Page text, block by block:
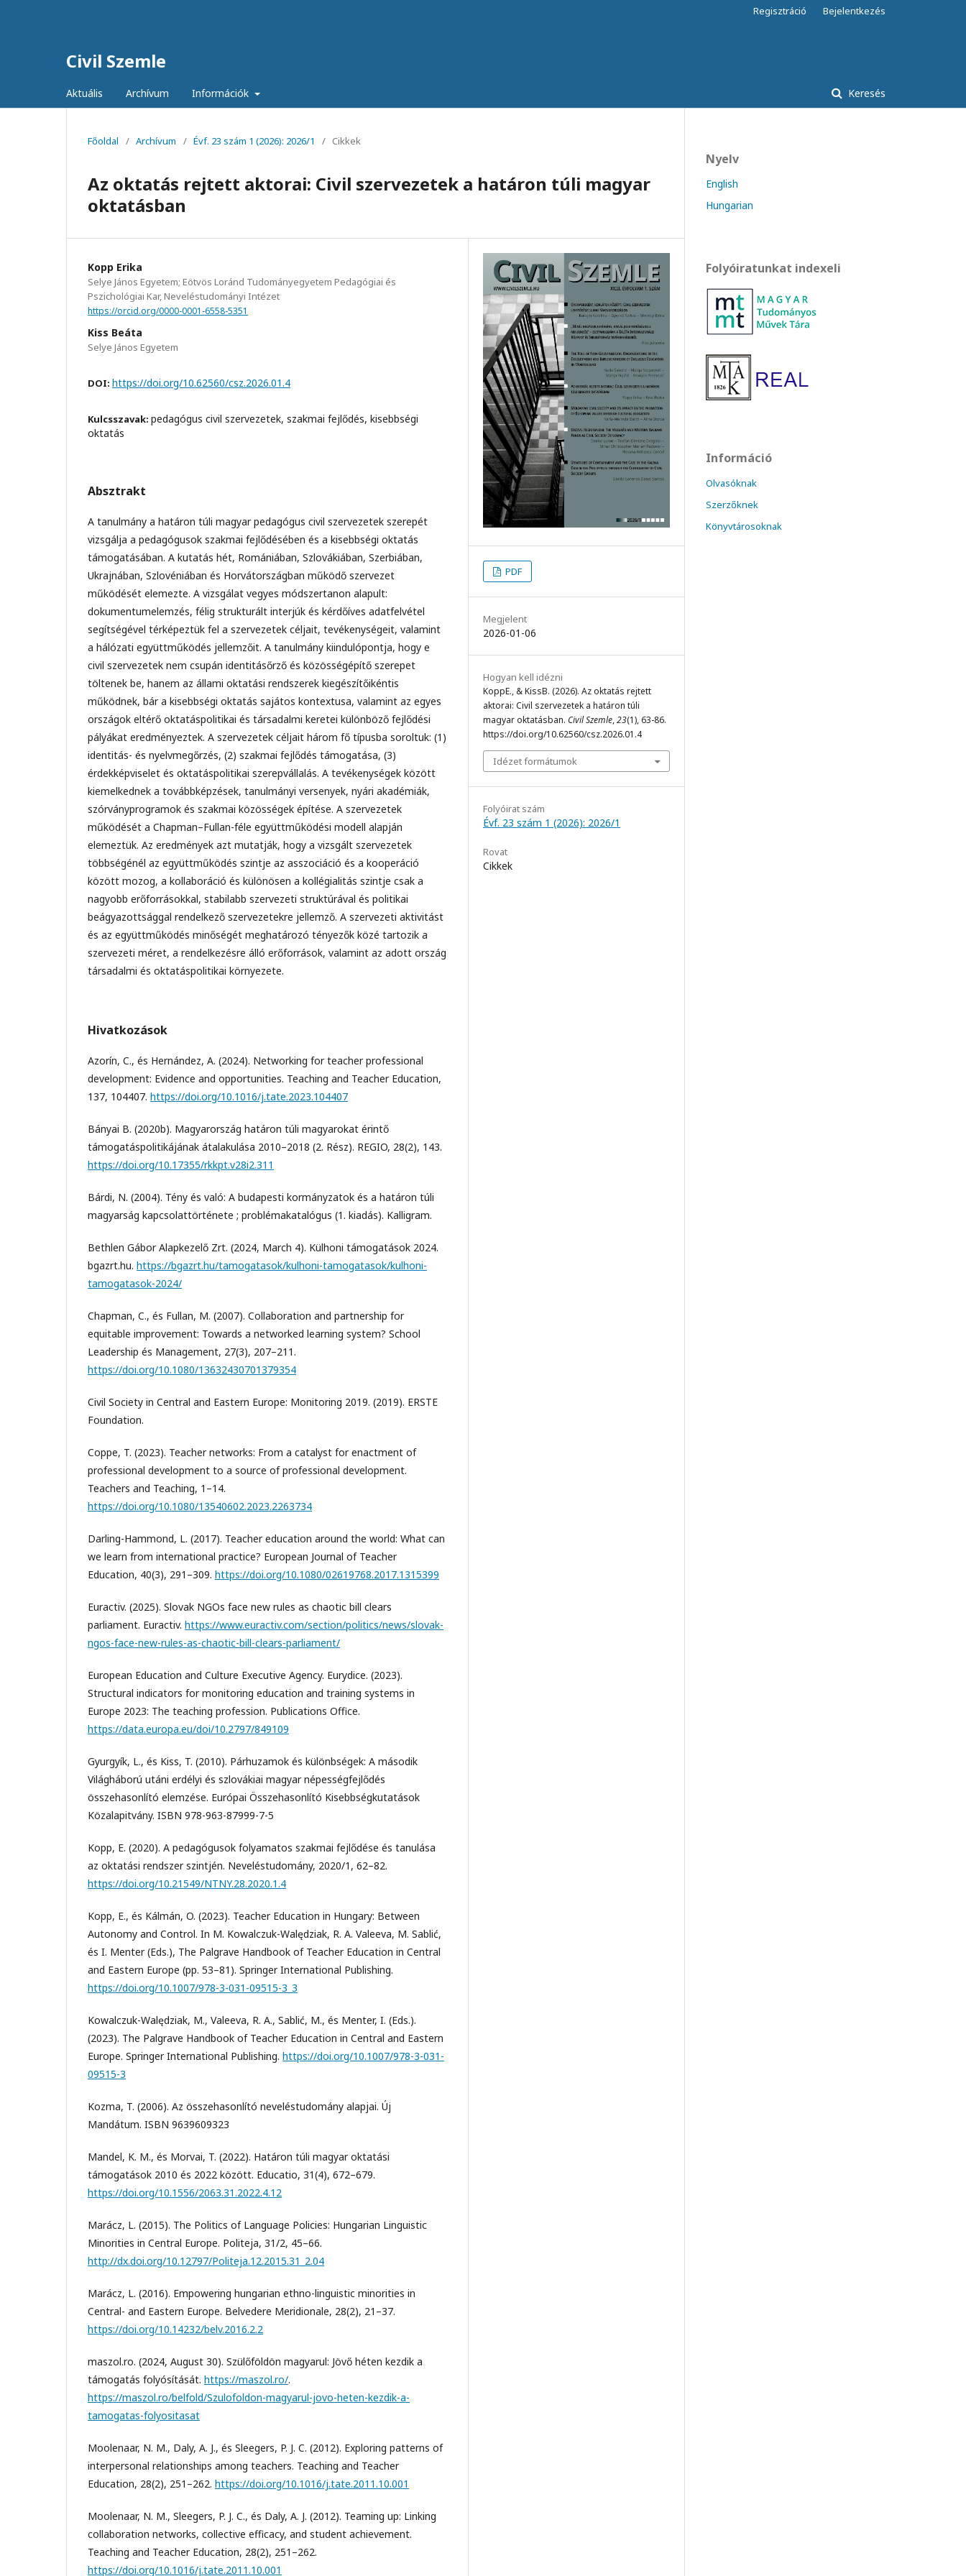
Civil Szemle
Aktuális Archívum Információk Keresés
Regisztráció Bejelentkezés
Főoldal / Archívum / Évf. 23 szám 1 (2026): 2026/1 / Cikkek
Az oktatás rejtett aktorai: Civil szervezetek a határon túli magyar
oktatásban
Kopp Erika
Selye János Egyetem; Eötvös Loránd Tudományegyetem Pedagógiai és
Pszichológiai Kar, Neveléstudományi Intézet
https://orcid.org/0000-0001-6558-5351
Kiss Beáta
Selye János Egyetem
DOI: https://doi.org/10.62560/csz.2026.01.4
Kulcsszavak: pedagógus civil szervezetek, szakmai fejlődés, kisebbségi
oktatás
Absztrakt
A tanulmány a határon túli magyar pedagógus civil szervezetek szerepét
vizsgálja a pedagógusok szakmai fejlődésében és a kisebbségi oktatás
támogatásában. A kutatás hét, Romániában, Szlovákiában, Szerbiában,
Ukrajnában, Szlovéniában és Horvátországban működő szervezet
működését elemezte. A vizsgálat vegyes módszertanon alapult:
dokumentumelemzés, félig strukturált interjúk és kérdőíves adatfelvétel
segítségével térképeztük fel a szervezetek céljait, tevékenységeit, valamint
a hálózati együttműködés jellemzőit. A tanulmány kiindulópontja, hogy e
civil szervezetek nem csupán identitásőrző és közösségépítő szerepet
töltenek be, hanem az állami oktatási rendszerek kiegészítőikéntis
működnek, bár a kisebbségi oktatás sajátos kontextusa, valamint az egyes
országok eltérő oktatáspolitikai és társadalmi keretei különböző fejlődési
pályákat eredményeztek. A szervezetek céljait három fő típusba soroltuk: (1)
identitás- és nyelvmegőrzés, (2) szakmai fejlődés támogatása, (3)
érdekképviselet és oktatáspolitikai szerepvállalás. A tevékenységek között
kiemelkednek a továbbképzések, tanulmányi versenyek, nyári akadémiák,
szórványprogramok és szakmai közösségek építése. A szervezetek
működését a Chapman–Fullan-féle együttműködési modell alapján
elemeztük. Az eredmények azt mutatják, hogy a vizsgált szervezetek
többségénél az együttműködés szintje az asszociáció és a kooperáció
között mozog, a kollaboráció és különösen a kollégialitás szintje csak a
nagyobb erőforrásokkal, stabilabb szervezeti struktúrával és politikai
beágyazottsággal rendelkező szervezetekre jellemző. A szervezeti aktivitást
és az együttműködés minőségét meghatározó tényezők közé tartozik a
szervezeti méret, a rendelkezésre álló erőforrások, valamint az adott ország
társadalmi és oktatáspolitikai környezete.
Hivatkozások
Azorín, C., és Hernández, A. (2024). Networking for teacher professional
development: Evidence and opportunities. Teaching and Teacher Education,
137, 104407. https://doi.org/10.1016/j.tate.2023.104407
Bányai B. (2020b). Magyarország határon túli magyarokat érintő
támogatáspolitikájának átalakulása 2010–2018 (2. Rész). REGIO, 28(2), 143.
https://doi.org/10.17355/rkkpt.v28i2.311
Bárdi, N. (2004). Tény és való: A budapesti kormányzatok és a határon túli
magyarság kapcsolattörténete ; problémakatalógus (1. kiadás). Kalligram.
Bethlen Gábor Alapkezelő Zrt. (2024, March 4). Külhoni támogatások 2024.
bgazrt.hu. https://bgazrt.hu/tamogatasok/kulhoni-tamogatasok/kulhoni-
tamogatasok-2024/
Chapman, C., és Fullan, M. (2007). Collaboration and partnership for
equitable improvement: Towards a networked learning system? School
Leadership és Management, 27(3), 207–211.
https://doi.org/10.1080/13632430701379354
Civil Society in Central and Eastern Europe: Monitoring 2019. (2019). ERSTE
Foundation.
Coppe, T. (2023). Teacher networks: From a catalyst for enactment of
professional development to a source of professional development.
Teachers and Teaching, 1–14.
https://doi.org/10.1080/13540602.2023.2263734
Darling-Hammond, L. (2017). Teacher education around the world: What can
we learn from international practice? European Journal of Teacher
Education, 40(3), 291–309. https://doi.org/10.1080/02619768.2017.1315399
Euractiv. (2025). Slovak NGOs face new rules as chaotic bill clears
parliament. Euractiv. https://www.euractiv.com/section/politics/news/slovak-
ngos-face-new-rules-as-chaotic-bill-clears-parliament/
European Education and Culture Executive Agency. Eurydice. (2023).
Structural indicators for monitoring education and training systems in
Europe 2023: The teaching profession. Publications Office.
https://data.europa.eu/doi/10.2797/849109
Gyurgyík, L., és Kiss, T. (2010). Párhuzamok és különbségek: A második
Világháború utáni erdélyi és szlovákiai magyar népességfejlődés
összehasonlító elemzése. Európai Összehasonlító Kisebbségkutatások
Közalapitvány. ISBN 978-963-87999-7-5
Kopp, E. (2020). A pedagógusok folyamatos szakmai fejlődése és tanulása
az oktatási rendszer szintjén. Neveléstudomány, 2020/1, 62–82.
https://doi.org/10.21549/NTNY.28.2020.1.4
Kopp, E., és Kálmán, O. (2023). Teacher Education in Hungary: Between
Autonomy and Control. In M. Kowalczuk-Walędziak, R. A. Valeeva, M. Sablić,
és I. Menter (Eds.), The Palgrave Handbook of Teacher Education in Central
and Eastern Europe (pp. 53–81). Springer International Publishing.
https://doi.org/10.1007/978-3-031-09515-3_3
Kowalczuk-Walędziak, M., Valeeva, R. A., Sablić, M., és Menter, I. (Eds.).
(2023). The Palgrave Handbook of Teacher Education in Central and Eastern
Europe. Springer International Publishing. https://doi.org/10.1007/978-3-031-
09515-3
Kozma, T. (2006). Az összehasonlító neveléstudomány alapjai. Új
Mandátum. ISBN 9639609323
Mandel, K. M., és Morvai, T. (2022). Határon túli magyar oktatási
támogatások 2010 és 2022 között. Educatio, 31(4), 672–679.
https://doi.org/10.1556/2063.31.2022.4.12
Marácz, L. (2015). The Politics of Language Policies: Hungarian Linguistic
Minorities in Central Europe. Politeja, 31/2, 45–66.
http://dx.doi.org/10.12797/Politeja.12.2015.31_2.04
Marácz, L. (2016). Empowering hungarian ethno-linguistic minorities in
Central- and Eastern Europe. Belvedere Meridionale, 28(2), 21–37.
https://doi.org/10.14232/belv.2016.2.2
maszol.ro. (2024, August 30). Szülőföldön magyarul: Jövő héten kezdik a
támogatás folyósítását. https://maszol.ro/.
https://maszol.ro/belfold/Szulofoldon-magyarul-jovo-heten-kezdik-a-
tamogatas-folyositasat
Moolenaar, N. M., Daly, A. J., és Sleegers, P. J. C. (2012). Exploring patterns of
interpersonal relationships among teachers. Teaching and Teacher
Education, 28(2), 251–262. https://doi.org/10.1016/j.tate.2011.10.001
Moolenaar, N. M., Sleegers, P. J. C., és Daly, A. J. (2012). Teaming up: Linking
collaboration networks, collective efficacy, and student achievement.
Teaching and Teacher Education, 28(2), 251–262.
https://doi.org/10.1016/j.tate.2011.10.001
PDF
Megjelent
2026-01-06
Hogyan kell idézni
KoppE., & KissB. (2026). Az oktatás rejtett
aktorai: Civil szervezetek a határon túli
magyar oktatásban. Civil Szemle,23(1), 63-86.
https://doi.org/10.62560/csz.2026.01.4
Idézet formátumok
Folyóirat szám
Évf. 23 szám 1 (2026): 2026/1
Rovat
Cikkek
Nyelv
English
Hungarian
Folyóiratunkat indexeli
Információ
Olvasóknak
Szerzőknek
Könyvtárosoknak